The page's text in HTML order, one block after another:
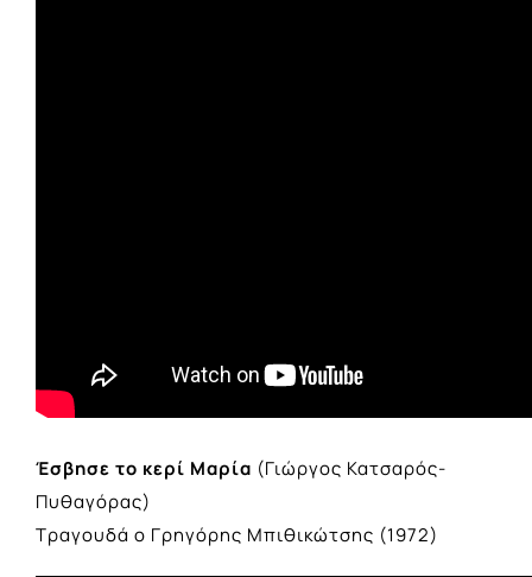
Έσβησε το κερί Μαρία (Γιώργος Κατσαρός-
Πυθαγόρας)
Τραγουδά ο Γρηγόρης Μπιθικώτσης (1972)